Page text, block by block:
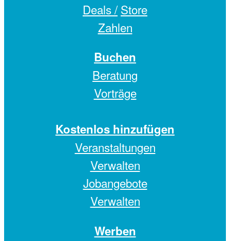
Deals / Store
Zahlen
Buchen
Beratung
Vorträge
Kostenlos hinzufügen
Veranstaltungen
Verwalten
Jobangebote
Verwalten
Werben